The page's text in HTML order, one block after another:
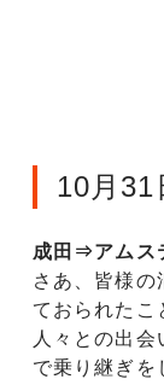
10月31
成田⇒アムス
さあ、皆様
ておられたこ
人々との出
で乗り継ぎを